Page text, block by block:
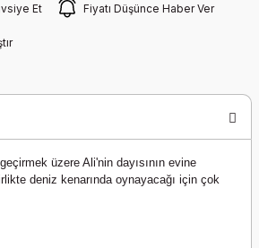
Et Fiyatı Düşünce Haber Ver
üzere Ali'nin dayısının evine
deniz kenarında oynayacağı için çok